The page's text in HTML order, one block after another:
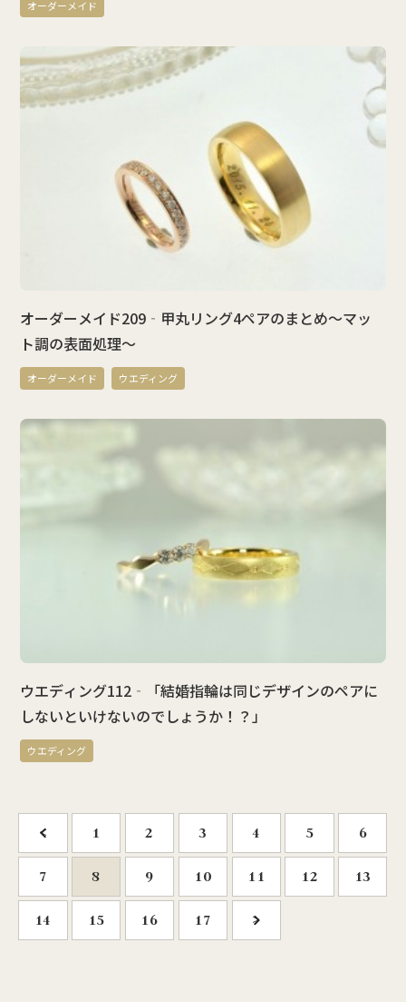
オーダーメイド
オーダーメイド209‐甲丸リング4ペアのまとめ～マッ
ト調の表面処理～
オーダーメイド ウエディング
ウエディング112‐「結婚指輪は同じデザインのペアに
しないといけないのでしょうか！？」
ウエディング
< 1 2 3 4 5 6
7 8 9 10 11 12 13
14 15 16 17 >